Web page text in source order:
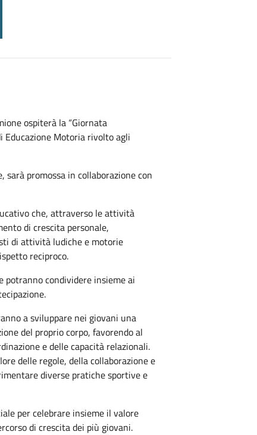
ospiterà la “Giornata
Educazione Motoria rivolto agli
sarà promossa in collaborazione con
che, attraverso le attività
di crescita personale,
di attività ludiche e motorie
reciproco.
potranno condividere insieme ai
a sviluppare nei giovani una
del proprio corpo, favorendo al
e delle capacità relazionali.
delle regole, della collaborazione e
diverse pratiche sportive e
per celebrare insieme il valore
di crescita dei più giovani.